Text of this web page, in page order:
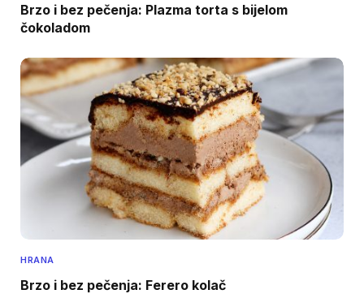
Brzo i bez pečenja: Plazma torta s bijelom
čokoladom
HRANA
Brzo i bez pečenja: Ferero kolač